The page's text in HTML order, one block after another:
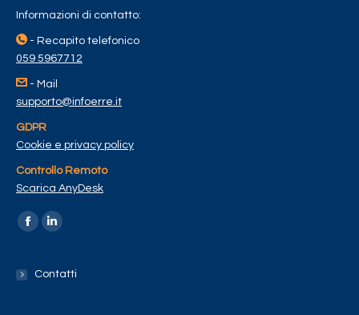
Informazioni di contatto:
- Recapito telefonico
059 5967712
- Mail
supporto@infoerre.it
GDPR
Cookie e privacy policy
Controllo Remoto
Scarica AnyDesk
Find us on:
Contatti